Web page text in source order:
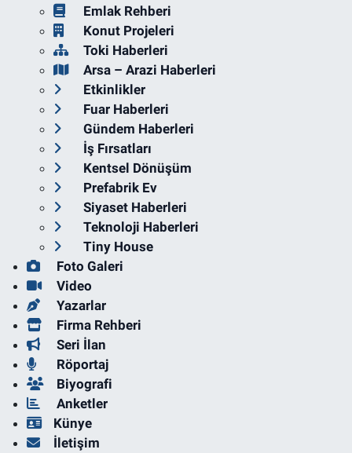
Emlak Rehberi
Konut Projeleri
Toki Haberleri
Arsa – Arazi Haberleri
Etkinlikler
Fuar Haberleri
Gündem Haberleri
İş Fırsatları
Kentsel Dönüşüm
Prefabrik Ev
Siyaset Haberleri
Teknoloji Haberleri
Tiny House
Foto Galeri
Video
Yazarlar
Firma Rehberi
Seri İlan
Röportaj
Biyografi
Anketler
Künye
İletişim